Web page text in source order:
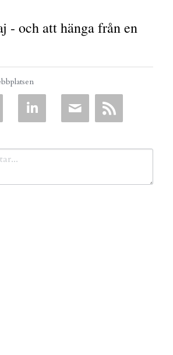
- och att hänga från en